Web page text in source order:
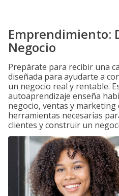
Emprendimiento:
Negocio
Prepárate para recibir una
diseñada para ayudarte a
un negocio real y rentable.
autoaprendizaje enseña
negocio, ventas y
herramientas necesarias
clientes y construir un